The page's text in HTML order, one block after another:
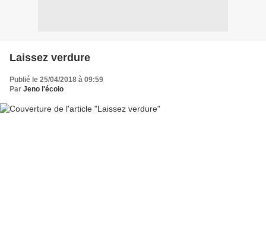
Laissez verdure
Publié le 25/04/2018 à 09:59
Par Jeno l'écolo